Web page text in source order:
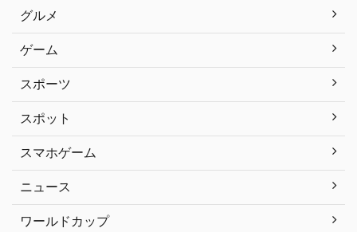
グルメ
ゲーム
スポーツ
スポット
スマホゲーム
ニュース
ワールドカップ